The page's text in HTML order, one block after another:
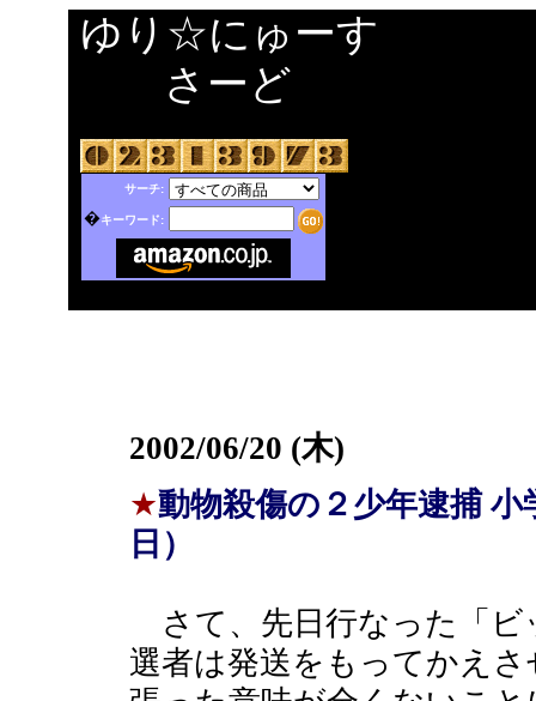
ゆり☆にゅーす
さーど
サーチ:
�キーワード:
2002/06/20 (木)
★動物殺傷の２少年逮捕
日）
さて、先日行なった「ビ
選者は発送をもってかえ